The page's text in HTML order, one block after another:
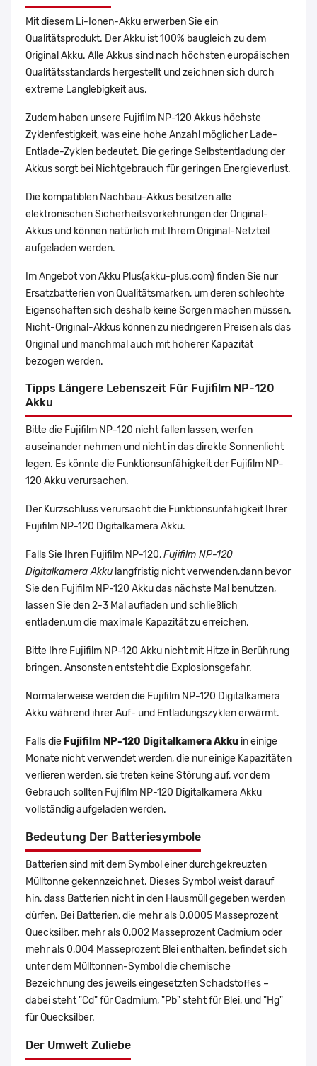
Mit diesem Li-Ionen-Akku erwerben Sie ein
Qualitätsprodukt. Der Akku ist 100% baugleich zu dem
Original Akku. Alle Akkus sind nach höchsten europäischen
Qualitätsstandards hergestellt und zeichnen sich durch
extreme Langlebigkeit aus.
Zudem haben unsere Fujifilm NP-120 Akkus höchste
Zyklenfestigkeit, was eine hohe Anzahl möglicher Lade-
Entlade-Zyklen bedeutet. Die geringe Selbstentladung der
Akkus sorgt bei Nichtgebrauch für geringen Energieverlust.
Die kompatiblen Nachbau-Akkus besitzen alle
elektronischen Sicherheitsvorkehrungen der Original-
Akkus und können natürlich mit Ihrem Original-Netzteil
aufgeladen werden.
Im Angebot von Akku Plus(akku-plus.com) finden Sie nur
Ersatzbatterien von Qualitätsmarken, um deren schlechte
Eigenschaften sich deshalb keine Sorgen machen müssen.
Nicht-Original-Akkus können zu niedrigeren Preisen als das
Original und manchmal auch mit höherer Kapazität
bezogen werden.
Tipps Längere Lebenszeit Für Fujifilm NP-120
Akku
Bitte die Fujifilm NP-120 nicht fallen lassen, werfen
auseinander nehmen und nicht in das direkte Sonnenlicht
legen. Es könnte die Funktionsunfähigkeit der Fujifilm NP-
120 Akku verursachen.
Der Kurzschluss verursacht die Funktionsunfähigkeit Ihrer
Fujifilm NP-120 Digitalkamera Akku.
Falls Sie Ihren Fujifilm NP-120,Fujifilm NP-120
Digitalkamera Akku langfristig nicht verwenden,dann bevor
Sie den Fujifilm NP-120 Akku das nächste Mal benutzen,
lassen Sie den 2-3 Mal aufladen und schließlich
entladen,um die maximale Kapazität zu erreichen.
Bitte Ihre Fujifilm NP-120 Akku nicht mit Hitze in Berührung
bringen. Ansonsten entsteht die Explosionsgefahr.
Normalerweise werden die Fujifilm NP-120 Digitalkamera
Akku während ihrer Auf- und Entladungszyklen erwärmt.
Falls die Fujifilm NP-120 Digitalkamera Akku in einige
Monate nicht verwendet werden, die nur einige Kapazitäten
verlieren werden, sie treten keine Störung auf, vor dem
Gebrauch sollten Fujifilm NP-120 Digitalkamera Akku
vollständig aufgeladen werden.
Bedeutung Der Batteriesymbole
Batterien sind mit dem Symbol einer durchgekreuzten
Mülltonne gekennzeichnet. Dieses Symbol weist darauf
hin, dass Batterien nicht in den Hausmüll gegeben werden
dürfen. Bei Batterien, die mehr als 0,0005 Masseprozent
Quecksilber, mehr als 0,002 Masseprozent Cadmium oder
mehr als 0,004 Masseprozent Blei enthalten, befindet sich
unter dem Mülltonnen-Symbol die chemische
Bezeichnung des jeweils eingesetzten Schadstoffes –
dabei steht "Cd" für Cadmium, "Pb" steht für Blei, und "Hg"
für Quecksilber.
Der Umwelt Zuliebe